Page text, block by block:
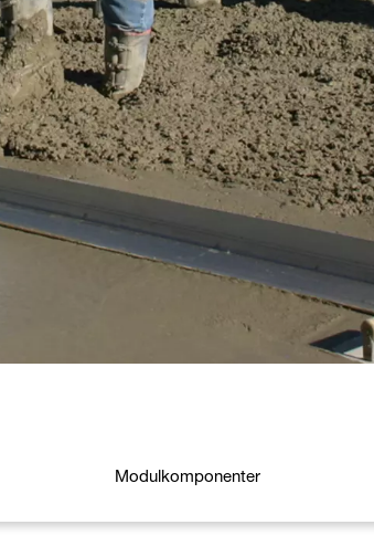
Modulkomponenter